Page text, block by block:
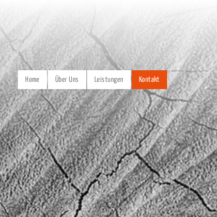
Home Über Uns Leistungen Kontakt